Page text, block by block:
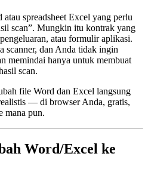
spreadsheet Excel yang perlu
scan”. Mungkin itu kontrak yang
atau formulir aplikasi.
scanner, dan Anda tidak ingin
memindai hanya untuk membuat
scan.
file Word dan Excel langsung
— di browser Anda, gratis,
mana pun.
Word/Excel ke